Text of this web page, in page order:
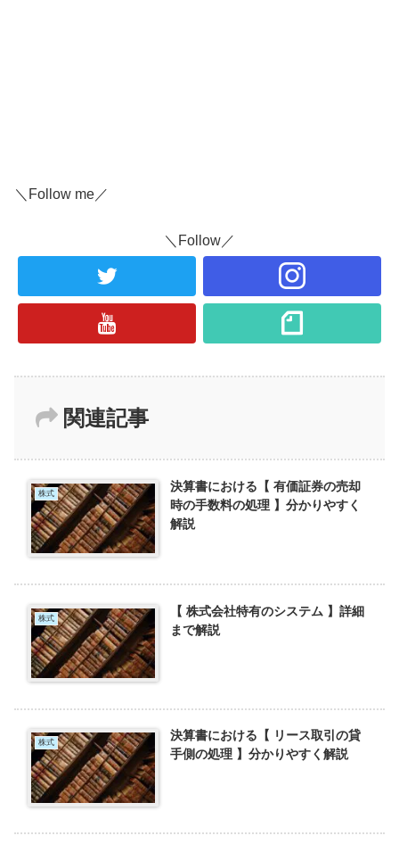
＼Follow me／
＼Follow／
関連記事
株式
決算書における【 有価証券の売却
時の手数料の処理 】分かりやすく
解説
株式
【 株式会社特有のシステム 】詳細
まで解説
株式
決算書における【 リース取引の貸
手側の処理 】分かりやすく解説